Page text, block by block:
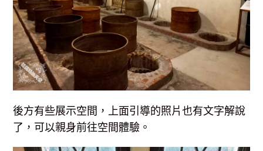
後方有些展示空間，上面引導的照片也有文字解說
了，可以親身前往空間體驗。